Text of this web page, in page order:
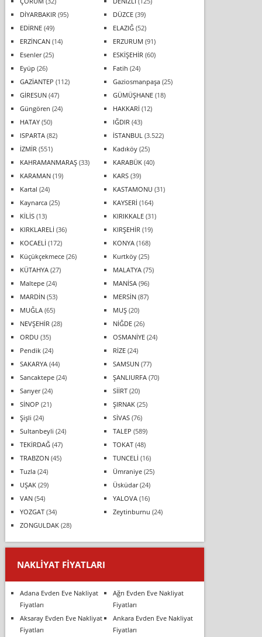
DİYARBAKIR (95) DÜZCE(39)
EDİRNE(49) ELAZIĞ(52)
ERZİNCAN(14) ERZURUM (91)
Esenler(25) ESKİŞEHİR (60)
Eyüp (26) Fatih (24)
GAZİANTEP (112) Gaziosmanpaşa(25)
GİRESUN(47) GÜMÜŞHANE(18)
Güngören (24) HAKKARİ (12)
HATAY(50) IĞDIR (43)
ISPARTA(82) İSTANBUL (3.522)
İZMİR (551) Kadıköy(25)
KAHRAMANMARAŞ(33) KARABÜK(40)
KARAMAN(19) KARS(39)
Kartal (24) KASTAMONU (31)
Kaynarca(25) KAYSERİ (164)
KİLİS(13) KIRIKKALE(31)
KIRKLARELİ (36) KIRŞEHİR (19)
KOCAELİ (172) KONYA(168)
Küçükçekmece(26) Kurtköy(25)
KÜTAHYA(27) MALATYA(75)
Maltepe(24) MANİSA(96)
MARDİN(53) MERSİN(87)
MUĞLA(65) MUŞ(20)
NEVŞEHİR (28) NİĞDE(26)
ORDU (35) OSMANİYE(24)
Pendik(24) RİZE(24)
SAKARYA(44) SAMSUN(77)
Sancaktepe(24) ŞANLIURFA(70)
Sarıyer(24) SİİRT(20)
SİNOP (21) ŞIRNAK(25)
Şişli (24) SİVAS(76)
Sultanbeyli (24) TALEP (589)
TEKİRDAĞ(47) TOKAT(48)
TRABZON(45) TUNCELİ (16)
Tuzla(24) Ümraniye(25)
UŞAK(29) Üsküdar(24)
VAN(54) YALOVA(16)
YOZGAT(34) Zeytinburnu (24)
ZONGULDAK(28)
NAKLIYAT FIYATLARI
Adana Evden Eve Nakliyat
Fiyatları
Ağrı Evden Eve Nakliyat
Fiyatları
Aksaray Evden Eve Nakliyat
Fiyatları
Ankara Evden Eve Nakliyat
Fiyatları